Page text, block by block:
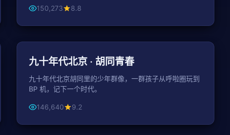
150,273 8.8
年代
43分钟 / 集
九十年代北京 · 胡同青春
九十年代北京胡同里的少年群像，一群孩子从呼啦圈玩到
BP 机，记下一个时代。
146,640 9.2